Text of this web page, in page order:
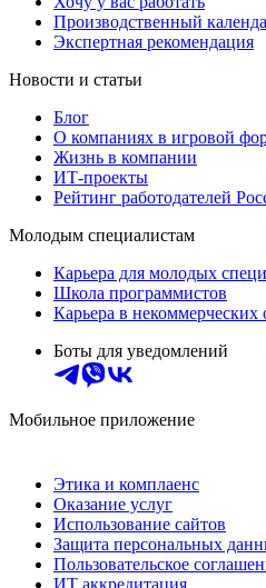
Производственный
Экспертная рекомендация
Новости и статьи
Блог
О компаниях в игровой
Жизнь в компании
ИТ-проекты
Рейтинг работодателей
Молодым специалистам
Карьера для молодых
Школа программистов
Карьера в некоммерческих
Боты для уведомлений
Мобильное приложение
Этика и комплаенс
Оказание услуг
Использование сайтов
Защита персональных
Пользовательское
ИТ аккредитация